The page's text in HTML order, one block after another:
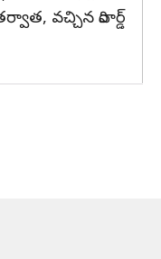
వచ్చిన రివార్డ్